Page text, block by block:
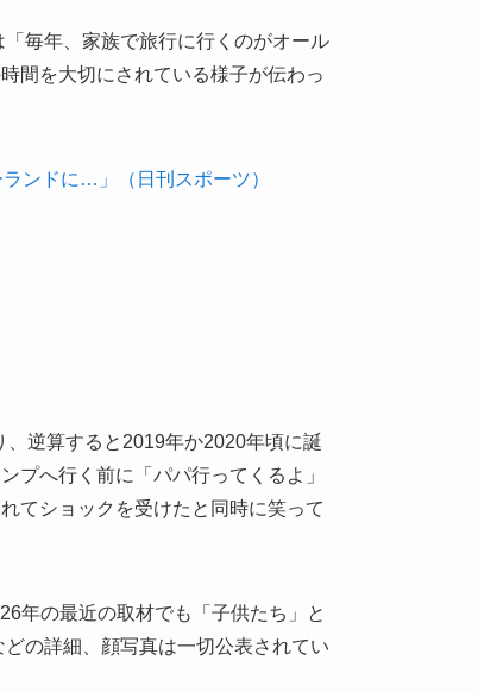
毎年、家族で旅行に行くのがオール
間を大切にされている様子が伝わっ
ンドに…」（日刊スポーツ）
逆算すると2019年か2020年頃に誕
プへ行く前に「パパ行ってくるよ」
てショックを受けたと同時に笑って
年の最近の取材でも「子供たち」と
の詳細、顔写真は一切公表されてい